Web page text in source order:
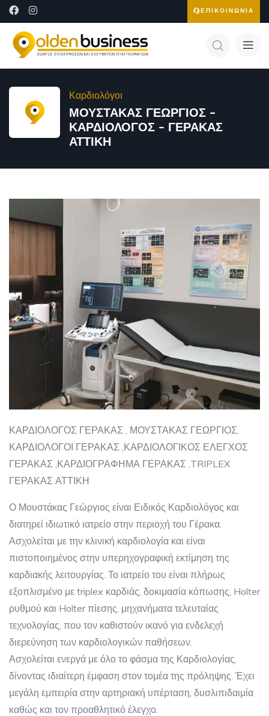
ΕΠΙΚΟΙΝΩΝΙΑ
Καρδιολόγοι
ΜΟΥΣΤΑΚΑΣ ΓΕΩΡΓΙΟΣ –
ΚΑΡΔΙΟΛΟΓΟΣ – ΓΕΡΑΚΑΣ
ΑΤΤΙΚΗ
ΚΑΡΔΙΟΛΟΓΟΣ ΓΕΡΑΚΑΣ , ΜΟΥΣΤΑΚΑΣ ΓΕΩΡΓΙΟΣ,
ΚΑΡΔΙΟΛΟΓΟΙ ΓΕΡΑΚΑΣ ,ΚΑΡΔΙΟΛΟΓΙΚΟΣ ΕΛΕΓΧΟΣ
ΓΕΡΑΚΑΣ ,ΚΑΡΔΙΟΓΡΑΦΗΜΑ ΓΕΡΑΚΑΣ ,TRIPLEX
ΓΕΡΑΚΑΣ ΑΤΤΙΚΗ
Ο Μουστάκας Γεώργιος είναι Ειδικός Καρδιολόγος και
διατηρεί ιδιωτικό ιατρείο στην περιοχή του Γέρακα.
Ασχολείται με την κλινική καρδιολογία και είναι
πιστοποιημένος στην υπερηχογραφική εκτίμηση της
καρδιακής λειτουργίας. Το ιατρείο του είναι πλήρως
εξοπλισμένο με triplex καρδιάς, δοκιμασία κόπωσης, Holter
ρυθμού και Holter πίεσης, μηχανήματα τελευταίας
τεχνολογίας, που τον καθιστούν ικανό για ενδελεχή
διερεύνηση των καρδιολογικών παθήσεων.
Ασχολείται ενεργά με όλο το φάσμα της Καρδιολογίας,
δίνοντας ιδιαίτερη έμφαση στον τομέα της πρόληψης. Έχει
μεγάλη εμπειρία στην αρτηριακή υπέρταση, δυσλιπιδαιμία
καθώς και τον προαθλητικό έλεγχο.